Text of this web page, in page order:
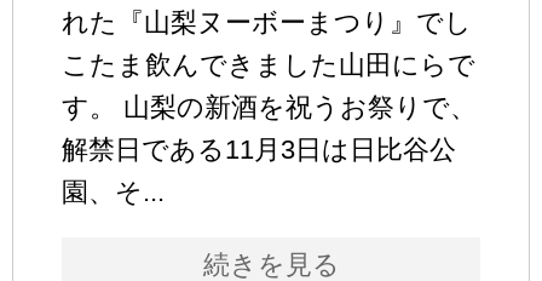
れた『山梨ヌーボーまつり』でし
こたま飲んできました山田にらで
す。 山梨の新酒を祝うお祭りで、
解禁日である11月3日は日比谷公
園、そ...
続きを見る